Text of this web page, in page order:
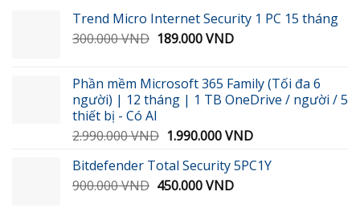
Trend Micro Internet Security 1 PC 15 tháng
300.000VND Giá
300.000 VND.
189.000VNDGiá
là:
189.000 VND.
Phần mềm Microsoft 365 Family (Tối đa 6
người) | 12 tháng | 1 TB OneDrive / người / 5
thiết bị - Có AI
2.990.000VND Giá
là:
2.990.000 VND.
1.990.000VNDGiá
tại
Bitdefender Total Security 5PC1Y
900.000VND Giá
450.000VNDGiá